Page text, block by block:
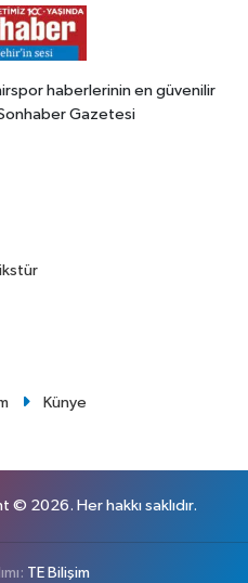
haberlerinin en güvenilir
Gazetesi
Künye
© 2026. Her hakkı saklıdır.
TE Bilişim